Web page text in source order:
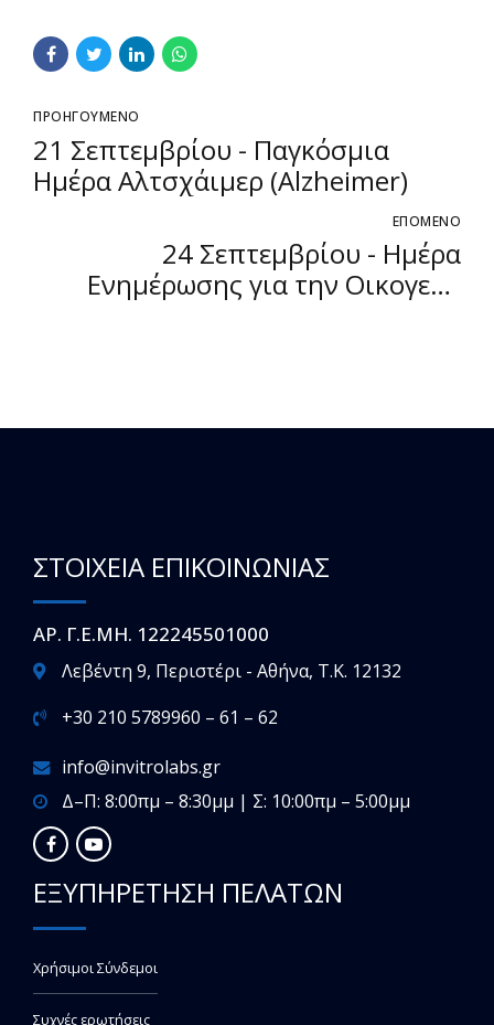
ΠΡΟΗΓΟΥΜΕΝΟ
21 Σεπτεμβρίου - Παγκόσμια
Ημέρα Αλτσχάιμερ (Alzheimer)
ΕΠΟΜΕΝΟ
24 Σεπτεμβρίου - Ημέρα
Ενημέρωσης για την Οικογενή
ΣΤΟΙΧΕΙΑ ΕΠΙΚΟΙΝΩΝΙΑΣ
ΑΡ. Γ.Ε.ΜΗ. 122245501000
Λεβέντη 9, Περιστέρι - Αθήνα, T.K. 12132
+30 210 5789960 – 61 – 62
info@invitrolabs.gr
Δ–Π: 8:00πμ – 8:30μμ | Σ: 10:00πμ – 5:00μμ
ΕΞΥΠΗΡΕΤΗΣΗ ΠΕΛΑΤΩΝ
Χρήσιμοι Σύνδεμοι
Συχνές ερωτήσεις